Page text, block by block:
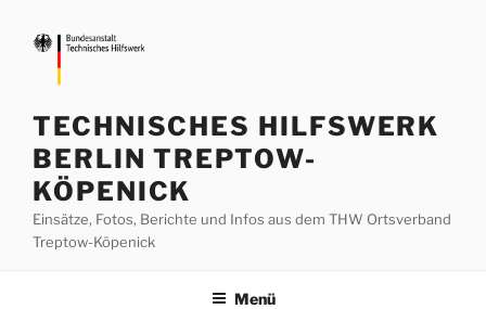
Inhalt
springen
TECHNISCHES HILFSWERK
BERLIN TREPTOW-
KÖPENICK
Einsätze, Fotos, Berichte und Infos aus dem THW Ortsverband
Treptow-Köpenick
Menü